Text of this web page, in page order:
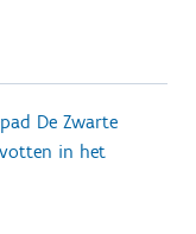
De Zwarte
in het